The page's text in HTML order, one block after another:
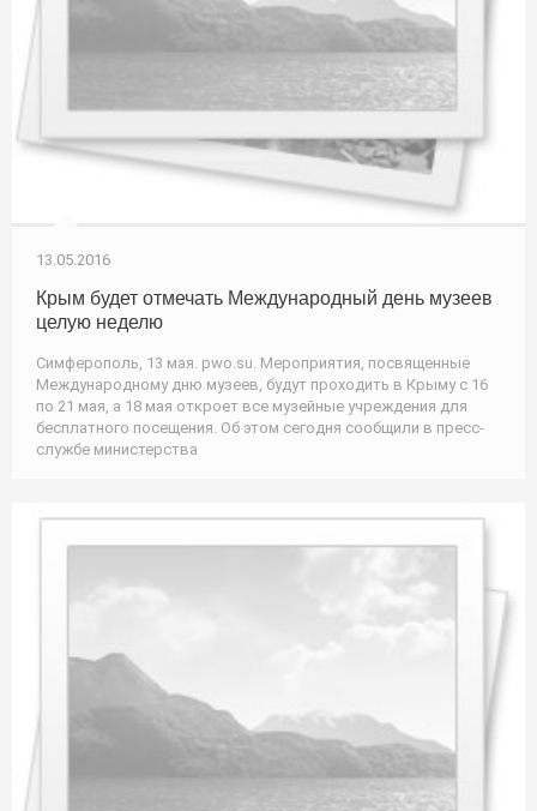
13.05.2016
Крым будет отмечать Международный день музеев
целую неделю
Симферополь, 13 мая. pwo.su. Мероприятия, посвященные
Международному дню музеев, будут проходить в Крыму с 16
по 21 мая, а 18 мая откроет все музейные учреждения для
бесплатного посещения. Об этом сегодня сообщили в пресс-
службе министерства